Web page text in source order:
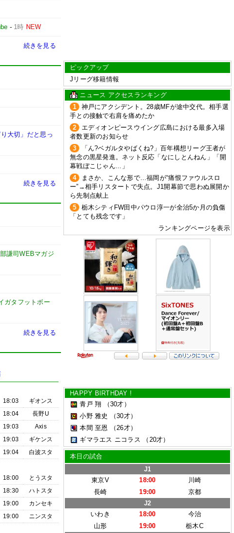
- 1時 NEW
続きを見る
大切」だと思っ
続きを見る
謙司WEBマガジ
ガタフットボー
続きを見る
18:03
ギオンス
18:04
長野U
19:03
Axis
19:03
ギケンス
19:04
白波スタ
18:00
とうスタ
18:30
ハトスタ
19:00
カンセキ
19:00
ニンスタ
ピックアップ
Jリーグ移籍情報
ニュース アクセスランキング
1
神戸にアクシデント。28歳MFが途中交代。相手選
手との接触で右肩を痛めたか
2
エディオンピースウイング広島における最多入場
者数更新のお知らせ
3
「ん?ベガルタやばくね?」百年構想リーグ王者が
無念の黒星発進。ネット反応「なにしとんねん」「開
幕戦ぼこじゃん...」
4
まさか、こんな形で…福岡が“痛恨ファウルスロ
ー”→相手リスタートで失点。J1開幕節で思わぬ展開か
ら先制点献上
5
栃木シティFW田中パウロ淳一が全治5か月の負傷
「とても残念です」
ランキングページを表示
HAPPY BIRTHDAY !
青戸 翔
（30才）
小野 雅史
（30才）
本間 至恩
（26才）
ギマラエス ニコラス
（20才）
本日の試合
J1
東京V
18:00
川崎
長崎
19:00
京都
J2
いわき
18:00
今治
山形
19:00
栃木C